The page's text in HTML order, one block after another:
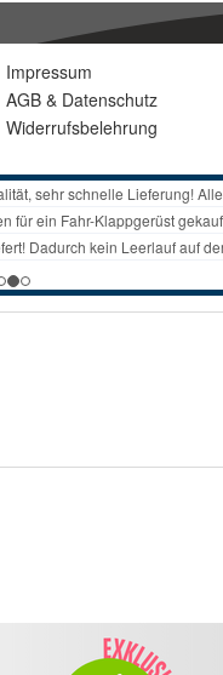
Impressum
AGB & Datenschutz
Widerrufsbelehrung